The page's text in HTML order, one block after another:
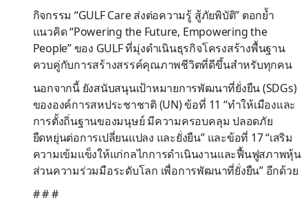
กิจกรรม “GULF Care ส่งต่อความรู้ สู้ภัยพิบัติ” ตอกย้ำ
แนวคิด “Powering the Future, Empowering the
People” ของ GULF ที่มุ่งดำเนินธุรกิจโครงสร้างพื้นฐาน
ควบคู่กับการสร้างสรรค์คุณภาพชีวิตที่ดีขึ้นสำหรับทุกคน
นอกจากนี้ ยังสนับสนุนเป้าหมายการพัฒนาที่ยั่งยืน (SDGs)
ขององค์การสหประชาชาติ (UN) ข้อที่ 11 “ทำให้เมืองและ
การตั้งถิ่นฐานของมนุษย์ มีความครอบคลุม ปลอดภัย
ยืดหยุ่นต่อการเปลี่ยนแปลง และยั่งยืน” และข้อที่ 17 “เสริม
ความเข้มแข็งให้แก่กลไกการดำเนินงานและฟื้นฟูสภาพหุ้น
ส่วนความร่วมมือระดับโลก เพื่อการพัฒนาที่ยั่งยืน” อีกด้วย
# # #